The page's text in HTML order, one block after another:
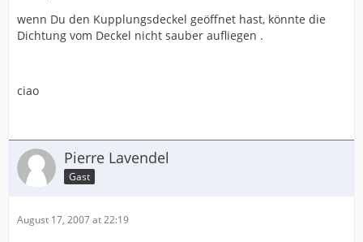
wenn Du den Kupplungsdeckel geöffnet hast, könnte die
Dichtung vom Deckel nicht sauber aufliegen .
ciao
Pierre Lavendel
Gast
August 17, 2007 at 22:19